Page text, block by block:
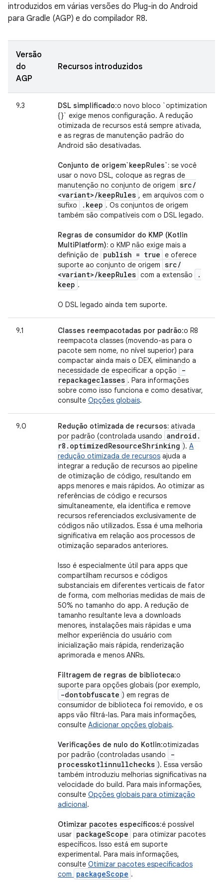
introduzidos em várias versões do Plug-in do Android
para Gradle (AGP) e do compilador R8.
Versão
do
AGP
Recursos introduzidos
9.3 DSL simplificado:o novo bloco `optimization
{}` exige menos configuração. A redução
otimizada de recursos está sempre ativada,
e as regras de manutenção padrão do
Android são desativadas.
Conjunto de origem`keepRules`: se você
usar o novo DSL, coloque as regras de
manutenção no conjunto de origem src/
<variant>/keepRules , em arquivos com o
sufixo
. keep . Os conjuntos de origem
também são compatíveis com o DSL legado.
Regras de consumidor do KMP (Kotlin
MultiPlatform): o KMP não exige mais a
definição de publish = true e oferece
suporte ao conjunto de origem src/
<variant>/keepRules com a extensão
.
keep .
O DSL legado ainda tem suporte.
9.1 Classes reempacotadas por padrão:o R8
reempacota classes (movendo-as para o
pacote sem nome, no nível superior) para
compactar ainda mais o DEX, eliminando a
necessidade de especificar a opção
-
repackageclasses . Para informações
sobre como isso funciona e como desativar,
consulte Opções globais.
9.0 Redução otimizada de recursos: ativada
por padrão (controlada usando android .
r8 . optimizedResourceShrinking ). A
redução otimizada de recursos ajuda a
integrar a redução de recursos ao pipeline
de otimização de código, resultando em
apps menores e mais rápidos. Ao otimizar as
referências de código e recursos
simultaneamente, ela identifica e remove
recursos referenciados exclusivamente de
códigos não utilizados. Essa é uma melhoria
significativa em relação aos processos de
otimização separados anteriores.
Isso é especialmente útil para apps que
compartilham recursos e códigos
substanciais em diferentes verticais de fator
de forma, com melhorias medidas de mais de
50% no tamanho do app. A redução de
tamanho resultante leva a downloads
menores, instalações mais rápidas e uma
melhor experiência do usuário com
inicialização mais rápida, renderização
aprimorada e menos ANRs.
Filtragem de regras de biblioteca:o
suporte para opções globais (por exemplo,
-dontobfuscate ) em regras de
consumidor de biblioteca foi removido, e os
apps vão filtrá-las. Para mais informações,
consulte Adicionar opções globais.
Verificações de nulo do Kotlin:otimizadas
por padrão (controladas usando
-
processkotlinnullchecks ). Essa versão
também introduziu melhorias significativas na
velocidade do build. Para mais informações,
consulte Opções globais para otimização
adicional.
Otimizar pacotes específicos:é possível
usar packageScope para otimizar pacotes
específicos. Isso está em suporte
experimental. Para mais informações,
consulte Otimizar pacotes especificados
com
packageScope .